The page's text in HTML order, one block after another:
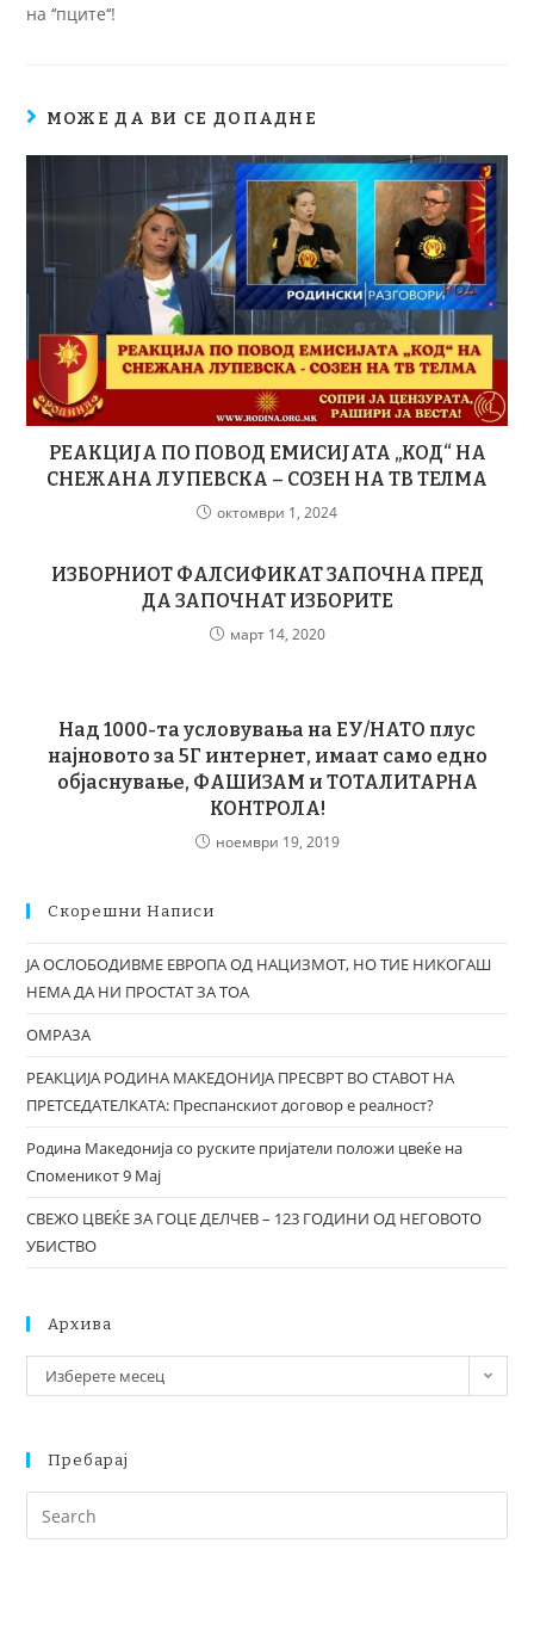
на ‘‘пците‘‘!
МОЖЕ ДА ВИ СЕ ДОПАДНЕ
РЕАКЦИЈА ПО ПОВОД ЕМИСИЈАТА „КОД“ НА
СНЕЖАНА ЛУПЕВСКА – СОЗЕН НА ТВ ТЕЛМА
октомври 1, 2024
ИЗБОРНИОТ ФАЛСИФИКАТ ЗАПОЧНА ПРЕД
ДА ЗАПОЧНАТ ИЗБОРИТЕ
март 14, 2020
Над 1000-та условувања на ЕУ/НАТО плус
најновото за 5Г интернет, имаат само едно
објаснување, ФАШИЗАМ и ТОТАЛИТАРНА
КОНТРОЛА!
ноември 19, 2019
Скорешни Написи
ЈА ОСЛОБОДИВМЕ ЕВРОПА ОД НАЦИЗМОТ, НО ТИЕ НИКОГАШ
НЕМА ДА НИ ПРОСТАТ ЗА ТОА
ОМРАЗА
РЕАКЦИЈА РОДИНА МАКЕДОНИЈА ПРЕСВРТ ВО СТАВОТ НА
ПРЕТСЕДАТЕЛКАТА: Преспанскиот договор е реалност?
Родина Македонија со руските пријатели положи цвеќе на
Споменикот 9 Мај
СВЕЖО ЦВЕЌЕ ЗА ГОЦЕ ДЕЛЧЕВ – 123 ГОДИНИ ОД НЕГОВОТО
УБИСТВО
Архива
Изберете месец
Пребарај